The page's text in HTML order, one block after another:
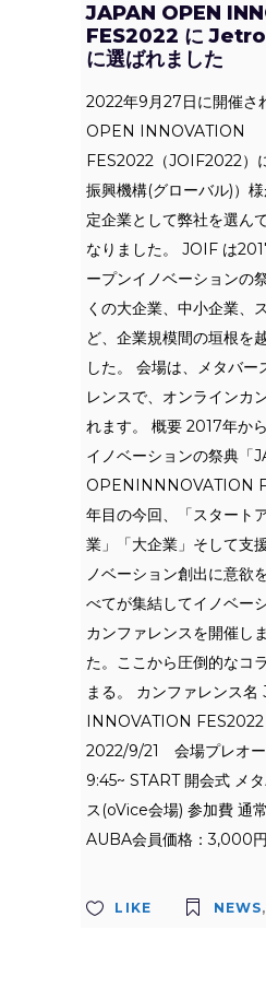
JAPAN OPEN
FES2022 に Jetro
に選ばれました
2022年9月27日に開催さ
OPEN INNOVATION
FES2022（JOIF2022）
振興機構(グローバル)）
定企業として弊社を選ん
なりました。 JOIF は
ープンイノベーションの
くの大企業、中小企業、
ど、企業規模間の垣根を
した。 会場は、メタバー
レンスで、オンラインカ
れます。 概要 2017年か
イノベーションの祭典「
OPENINNNOVATION
年目の今回、「スタート
業」「大企業」そして支
ノベーション創出に意欲
べてが集結してイノベー
カンファレンスを開催し
た。ここから圧倒的なコ
まる。 カンファレンス
INNOVATION
2022/9/21 会場プレオ
9:45~ START 開会式 メ
ス(oVice会場) 参加費 通
AUBA会員価格：3,000
LIKE NEWS,